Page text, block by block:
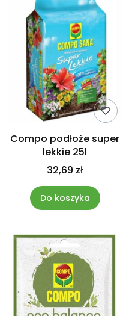
Compo podłoże super
lekkie 25l
32,69 zł
Do koszyka